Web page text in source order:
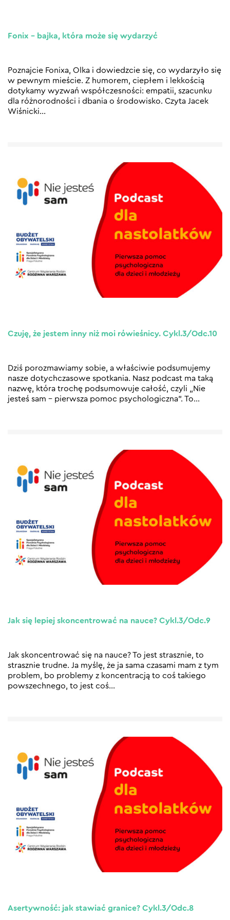
Fonix – bajka, która może się wydarzyć
Poznajcie Fonixa, Olka i dowiedzcie się, co wydarzyło się
w pewnym mieście. Z humorem, ciepłem i lekkością
dotykamy wyzwań współczesności: empatii, szacunku
dla różnorodności i dbania o środowisko. Czyta Jacek
Wiśnicki…
Czuję, że jestem inny niż moi rówieśnicy. Cykl.3/Odc.10
Dziś porozmawiamy sobie, a właściwie podsumujemy
nasze dotychczasowe spotkania. Nasz podcast ma taką
nazwę, która trochę podsumowuje całość, czyli „Nie
jesteś sam – pierwsza pomoc psychologiczna”. To…
Jak się lepiej skoncentrować na nauce? Cykl.3/Odc.9
Jak skoncentrować się na nauce? To jest strasznie, to
strasznie trudne. Ja myślę, że ja sama czasami mam z tym
problem, bo problemy z koncentracją to coś takiego
powszechnego, to jest coś…
Asertywność: jak stawiać granice? Cykl.3/Odc.8